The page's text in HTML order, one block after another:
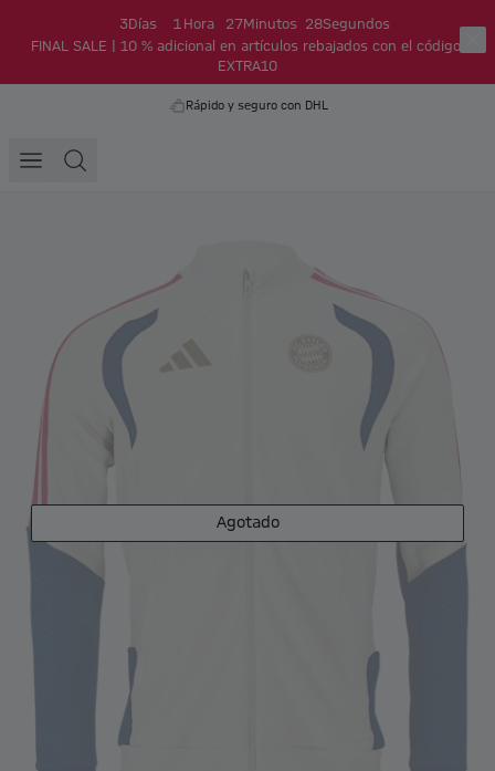
3 Días 1 Hora 27Minutos 28Segundos
FINAL SALE | 10 % adicional en artículos rebajados con el código:
EXTRA10
Rápido y seguro con DHL
Agotado